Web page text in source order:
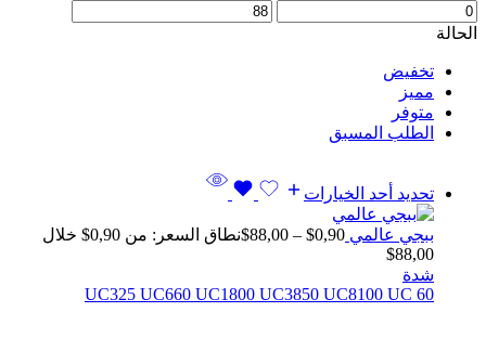
الحالة
تخفيض
مميز
متوفر
الطلب المسبق
تحديد أحد الخيارات
ببجي عالمي $0,90
–
$88,00
نطاق السعر: من ⁦$0,90⁩ خلال
شدة
60 UC
325 UC660 UC1800 UC3850 UC8100 UC